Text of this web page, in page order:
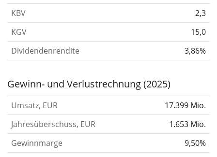
KBV
2,3
KGV
15,0
Dividendenrendite
3,86%
Gewinn- und Verlustrechnung (2025)
Umsatz, EUR
17.399 Mio.
Jahresüberschuss, EUR
1.653 Mio.
Gewinnmarge
9,50%